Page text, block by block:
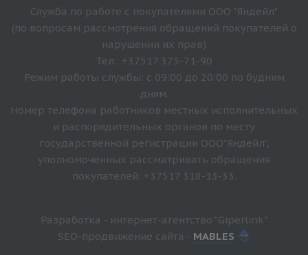
Служба по работе с покупателями ООО "Яндейл"
(по вопросам рассмотрения обращений покупателей о
нарушении их прав)
Тел.: +37517 375-71-90
Режим работы службы: с 09:00 до 20:00 по будним
дням.
Номер телефона работников местных исполнительных
и распорядительных органов по месту
государственной регистрации ООО"Яндейл",
уполномоченных рассматривать обращения
покупателей: +37517 318-13-33.
Разработка - интернет-агентство "Giperlink"
SEO-продвижение сайта - MABLES